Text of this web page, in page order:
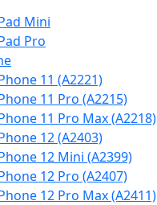
Mini
Pro
11 (A2221)
11 Pro (A2215)
11 Pro Max (A2218)
12 (A2403)
12 Mini (A2399)
12 Pro (A2407)
12 Pro Max (A2411)